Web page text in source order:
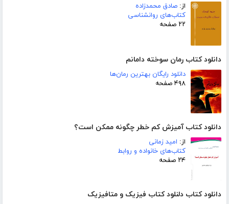
از: صادق محمدزاده
کتاب‌های روانشناسی
۲۲ صفحه
دانلود کتاب رمان سوخته دامانم
دانلود رایگان بهترین رمان‌ها
۴۹۸ صفحه
دانلود کتاب آمیزش کم خطر چگونه ممکن است؟
از: امید زمانی
کتاب‌های خانواده و روابط
۲۴ صفحه
دانلود کتاب دلنلود کتاب فیزیک و متافیزیک